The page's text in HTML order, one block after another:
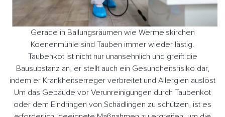
Gerade in Ballungsräumen wie Wermelskirchen
Koenenmühle sind Tauben immer wieder lästig.
Taubenkot ist nicht nur unansehnlich und greift die
Bausubstanz an, er stellt auch ein Gesundheitsrisiko dar,
indem er Krankheitserreger verbreitet und Allergien auslöst
Um das Gebäude vor Verunreinigungen durch Taubenkot
oder dem Eindringen von Schädlingen zu schützen, ist es